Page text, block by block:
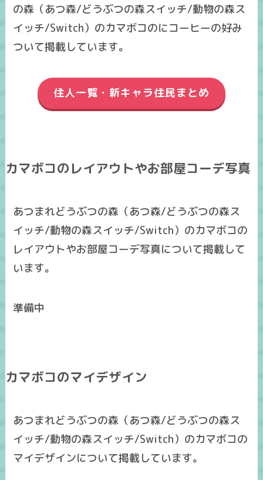
の森（あつ森/どうぶつの森スイッチ/動物の森ス
イッチ/Switch）のカマボコのにコーヒーの好み
ついて掲載しています。
住人一覧・新キャラ住民まとめ
カマボコのレイアウトやお部屋コーデ写真
あつまれどうぶつの森（あつ森/どうぶつの森ス
イッチ/動物の森スイッチ/Switch）のカマボコの
レイアウトやお部屋コーデ写真について掲載して
います。
準備中
カマボコのマイデザイン
あつまれどうぶつの森（あつ森/どうぶつの森ス
イッチ/動物の森スイッチ/Switch）のカマボコの
マイデザインについて掲載しています。